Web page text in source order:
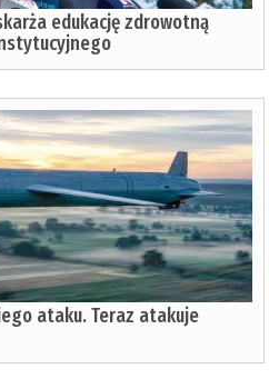
edukację zdrowotną
ataku. Teraz atakuje